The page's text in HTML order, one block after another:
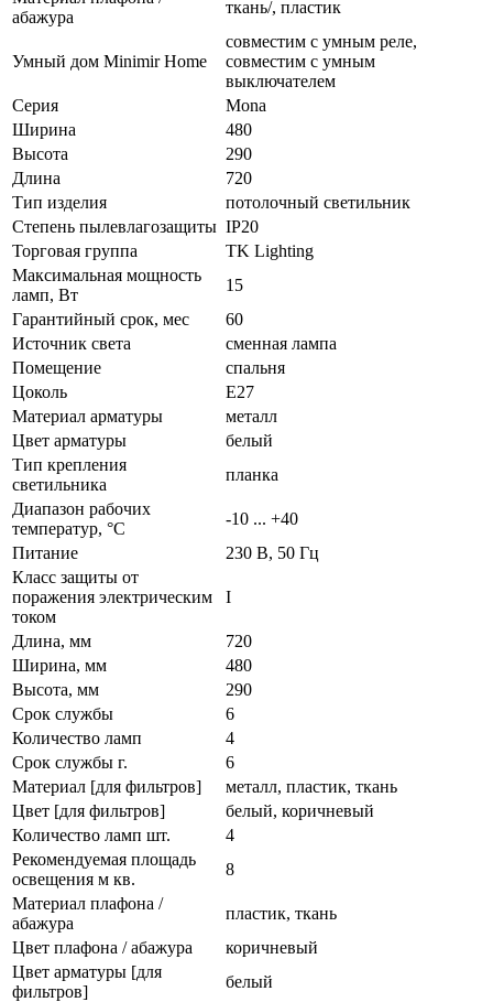
абажура
ткань/, пластик
Умный дом Minimir Home
совместим с умным реле,
совместим с умным
выключателем
Серия
Mona
Ширина
480
Высота
290
Длина
720
Тип изделия
потолочный светильник
Степень пылевлагозащиты IP20
Торговая группа
TK Lighting
Максимальная мощность
ламп, Вт
15
Гарантийный срок, мес
60
Источник света
сменная лампа
Помещение
спальня
Цоколь
E27
Материал арматуры
металл
Цвет арматуры
белый
Тип крепления
светильника
планка
Диапазон рабочих
температур, °C
-10 ... +40
Питание
230 В, 50 Гц
Класс защиты от
поражения электрическим
током
I
Длина, мм
720
Ширина, мм
480
Высота, мм
290
Срок службы
6
Количество ламп
4
Срок службы г.
6
Материал [для фильтров]
металл, пластик, ткань
Цвет [для фильтров]
белый, коричневый
Количество ламп шт.
4
Рекомендуемая площадь
освещения м кв.
8
Материал плафона /
абажура
пластик, ткань
Цвет плафона / абажура
коричневый
Цвет арматуры [для
фильтров]
белый